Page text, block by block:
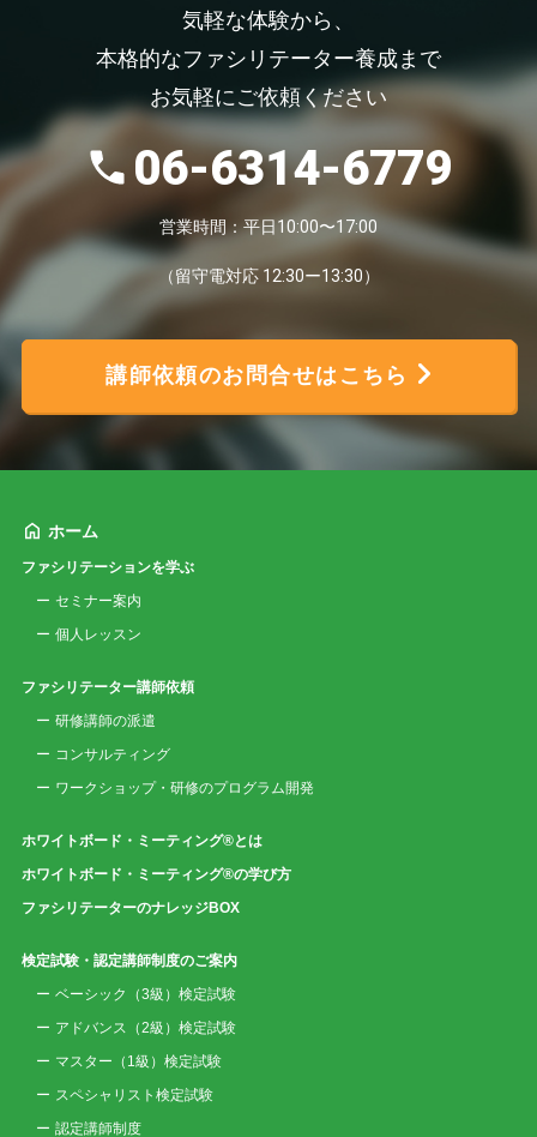
気軽な体験から、
本格的なファシリテーター養成まで
お気軽にご依頼ください
06-6314-6779
営業時間：平日10:00〜17:00
（留守電対応 12:30ー13:30）
講師依頼のお問合せはこちら
ホーム
ファシリテーションを学ぶ
セミナー案内
個人レッスン
ファシリテーター講師依頼
研修講師の派遣
コンサルティング
ワークショップ・研修のプログラム開発
ホワイトボード・ミーティング®とは
ホワイトボード・ミーティング®の学び方
ファシリテーターのナレッジBOX
検定試験・認定講師制度のご案内
ベーシック（3級）検定試験
アドバンス（2級）検定試験
マスター（1級）検定試験
スペシャリスト検定試験
認定講師制度